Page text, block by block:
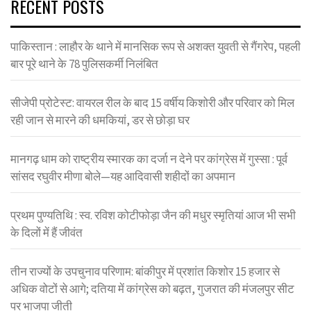
RECENT POSTS
पाकिस्तान : लाहौर के थाने में मानसिक रूप से अशक्त युवती से गैंगरेप, पहली
बार पूरे थाने के 78 पुलिसकर्मी निलंबित
सीजेपी प्रोटेस्ट: वायरल रील के बाद 15 वर्षीय किशोरी और परिवार को मिल
रही जान से मारने की धमकियां, डर से छोड़ा घर
मानगढ़ धाम को राष्ट्रीय स्मारक का दर्जा न देने पर कांग्रेस में गुस्सा : पूर्व
सांसद रघुवीर मीणा बोले—यह आदिवासी शहीदों का अपमान
प्रथम पुण्यतिथि : स्व. रविश कोटीफोड़ा जैन की मधुर स्मृतियां आज भी सभी
के दिलों में हैं जीवंत
तीन राज्यों के उपचुनाव परिणाम: बांकीपुर में प्रशांत किशोर 15 हजार से
अधिक वोटों से आगे; दतिया में कांग्रेस को बढ़त, गुजरात की मंजलपुर सीट
पर भाजपा जीती